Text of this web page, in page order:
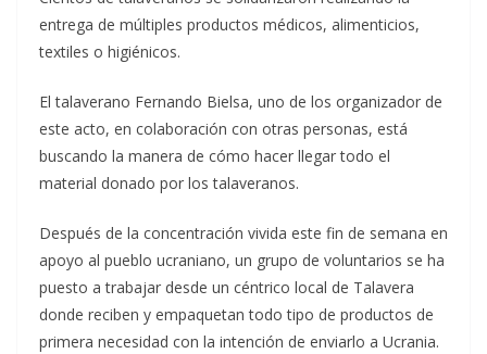
entrega de múltiples productos médicos, alimenticios,
textiles o higiénicos.
El talaverano Fernando Bielsa, uno de los organizador de
este acto, en colaboración con otras personas, está
buscando la manera de cómo hacer llegar todo el
material donado por los talaveranos.
Después de la concentración vivida este fin de semana en
apoyo al pueblo ucraniano, un grupo de voluntarios se ha
puesto a trabajar desde un céntrico local de Talavera
donde reciben y empaquetan todo tipo de productos de
primera necesidad con la intención de enviarlo a Ucrania.